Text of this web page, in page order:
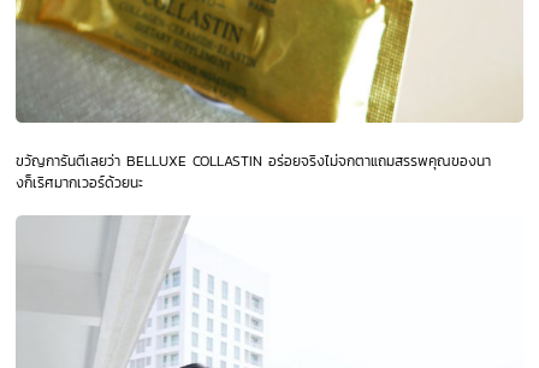
ขวัญการันตีเลยว่า BELLUXE COLLASTIN อร่อยจริงไม่จกตาแถมสรรพคุณของนา
งก็เริศมากเวอร์ด้วยนะ